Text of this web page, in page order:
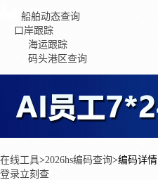
船舶动态查询
口岸跟踪
海运跟踪
码头港区查询
在线工具>2026hs编码查询>编码详情
登录立刻查